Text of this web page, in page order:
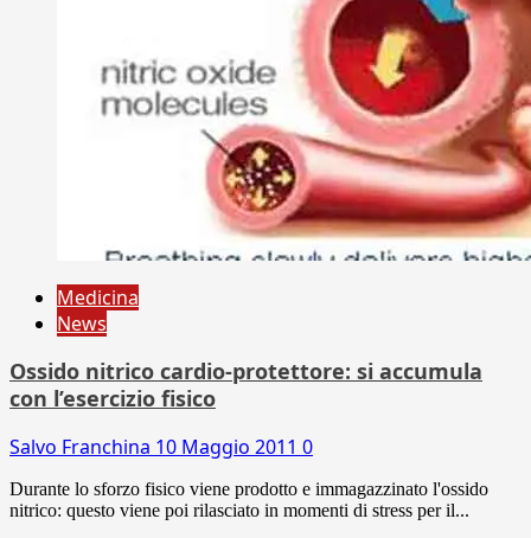
Medicina
News
Ossido nitrico cardio-protettore: si accumula
con l’esercizio fisico
Salvo Franchina 10 Maggio 2011 0
Durante lo sforzo fisico viene prodotto e immagazzinato l'ossido
nitrico: questo viene poi rilasciato in momenti di stress per il...